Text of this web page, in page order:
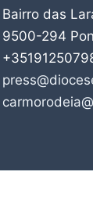
Bairro das
9500-294